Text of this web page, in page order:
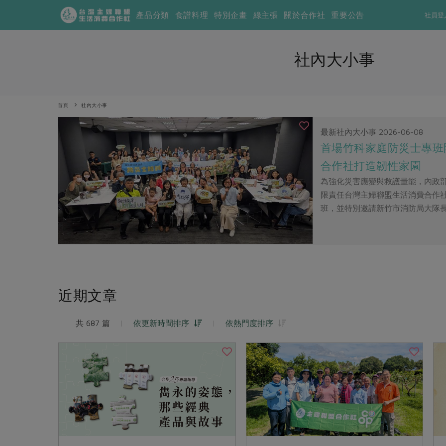
社員登
產品分類 食譜料理 特別企畫 綠主張 關於合作社 重要公告
社內大小事
首頁 社內大小事
最新社內大小事 2026-06-08
首場竹科家庭防災士專
合作社打造韌性家園
為強化災害應變與救護量能，內政
限責任台灣主婦聯盟生活消費合作
班，並特別邀請新竹市消防局大隊
近期文章
共 687 篇 | 依更新時間排序 | 依熱門度排序